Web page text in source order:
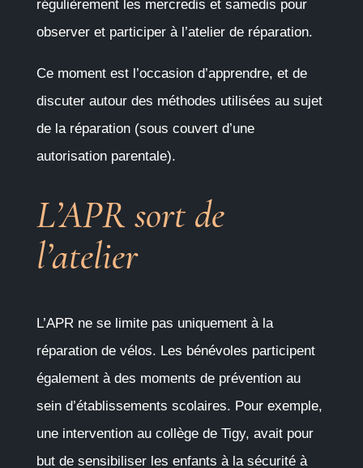
régulièrement les mercredis et samedis pour
observer et participer à l’atelier de réparation.
Ce moment est l’occasion d’apprendre, et de
discuter autour des méthodes utilisées au sujet
de la réparation (sous couvert d’une
autorisation parentale).
L’APR sort de
l’atelier
L’APR ne se limite pas uniquement à la
réparation de vélos. Les bénévoles participent
également à des moments de prévention au
sein d’établissements scolaires. Pour exemple,
une intervention au collège de Tigy, avait pour
but de sensibiliser les enfants à la sécurité à